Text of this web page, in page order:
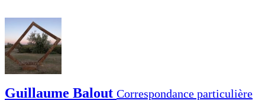
Guillaume Balout Correspondance particulière